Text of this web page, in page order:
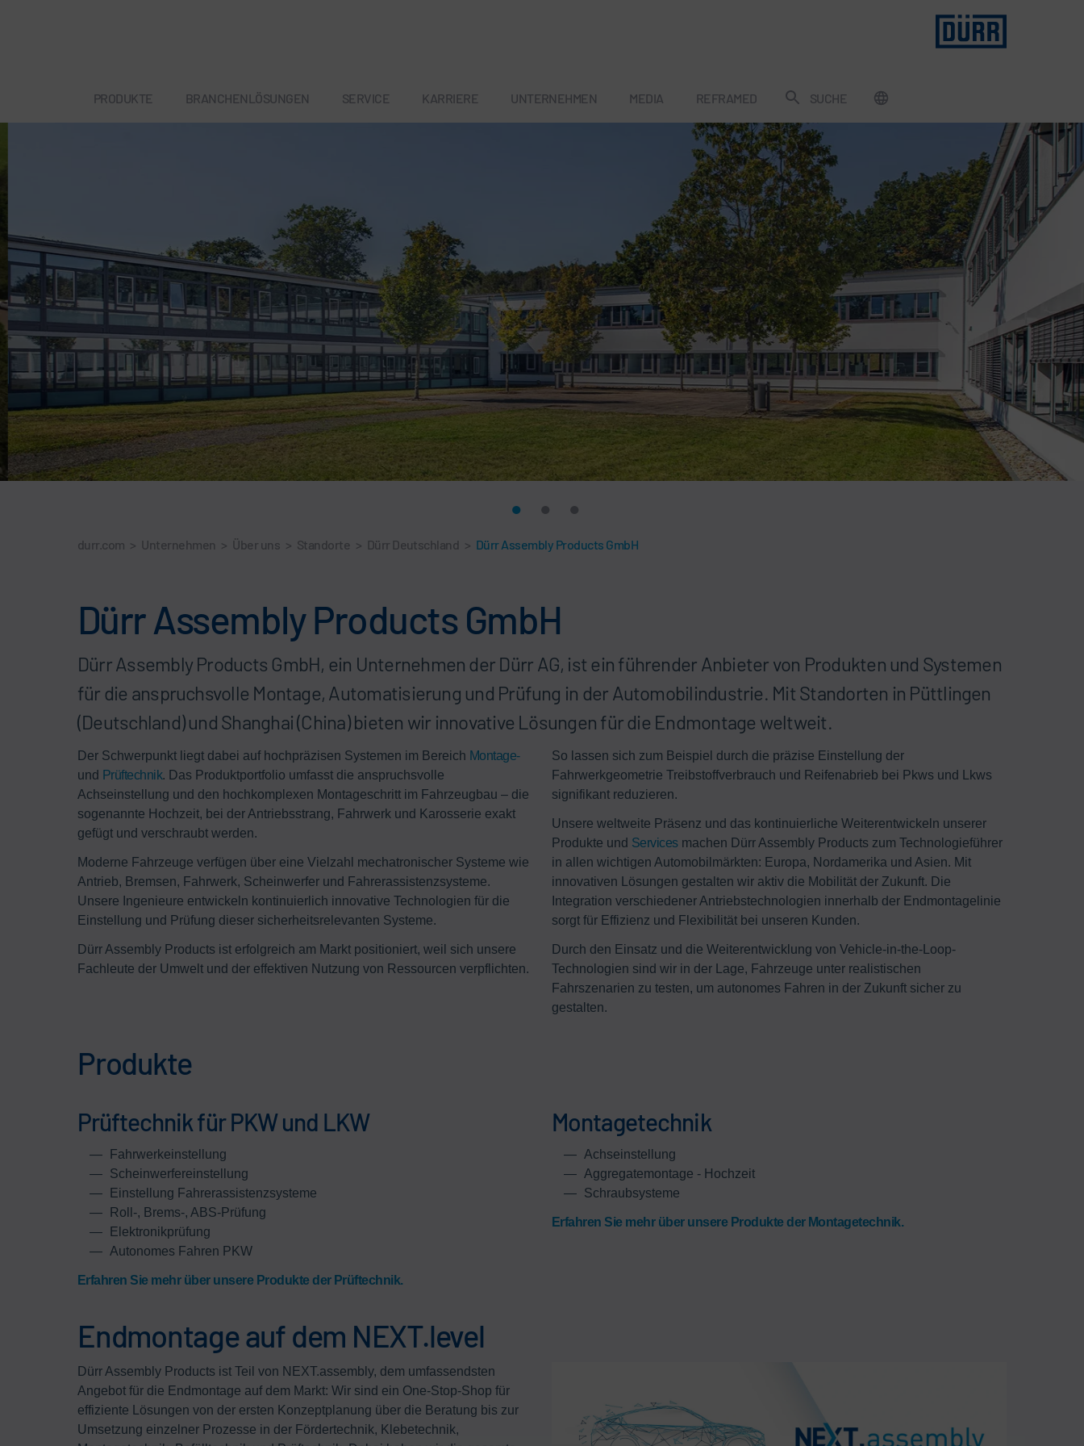
PRODUKTE BRANCHENLÖSUNGEN SERVICE KARRIERE UNTERNEHMEN MEDIA REFRAMED SUCHE
durr.com > Unternehmen > Über uns > Standorte > Dürr Deutschland > Dürr Assembly Products GmbH
Dürr Assembly Products GmbH
Dürr Assembly Products GmbH, ein Unternehmen der Dürr AG, ist ein führender Anbieter von Produkten und Systemen
für die anspruchsvolle Montage, Automatisierung und Prüfung in der Automobilindustrie. Mit Standorten in Püttlingen
(Deutschland) und Shanghai (China) bieten wir innovative Lösungen für die Endmontage weltweit.
Der Schwerpunkt liegt dabei auf hochpräzisen Systemen im Bereich Montage-
und Prüftechnik. Das Produktportfolio umfasst die anspruchsvolle
Achseinstellung und den hochkomplexen Montageschritt im Fahrzeugbau – die
sogenannte Hochzeit, bei der Antriebsstrang, Fahrwerk und Karosserie exakt
gefügt und verschraubt werden.
Moderne Fahrzeuge verfügen über eine Vielzahl mechatronischer Systeme wie
Antrieb, Bremsen, Fahrwerk, Scheinwerfer und Fahrerassistenzsysteme.
Unsere Ingenieure entwickeln kontinuierlich innovative Technologien für die
Einstellung und Prüfung dieser sicherheitsrelevanten Systeme.
Dürr Assembly Products ist erfolgreich am Markt positioniert, weil sich unsere
Fachleute der Umwelt und der effektiven Nutzung von Ressourcen verpflichten.
So lassen sich zum Beispiel durch die präzise Einstellung der
Fahrwerkgeometrie Treibstoffverbrauch und Reifenabrieb bei Pkws und Lkws
signifikant reduzieren.
Unsere weltweite Präsenz und das kontinuierliche Weiterentwickeln unserer
Produkte und Servicesmachen Dürr Assembly Products zum Technologieführer
in allen wichtigen Automobilmärkten: Europa, Nordamerika und Asien. Mit
innovativen Lösungen gestalten wir aktiv die Mobilität der Zukunft. Die
Integration verschiedener Antriebstechnologien innerhalb der Endmontagelinie
sorgt für Effizienz und Flexibilität bei unseren Kunden.
Durch den Einsatz und die Weiterentwicklung von Vehicle-in-the-Loop-
Technologien sind wir in der Lage, Fahrzeuge unter realistischen
Fahrszenarien zu testen, um autonomes Fahren in der Zukunft sicher zu
gestalten.
Produkte
Prüftechnik für PKW und LKW
Fahrwerkeinstellung
Scheinwerfereinstellung
Einstellung Fahrerassistenzsysteme
Roll-, Brems-, ABS-Prüfung
Elektronikprüfung
Autonomes Fahren PKW
Erfahren Sie mehr über unsere Produkte der Prüftechnik.
Montagetechnik
Achseinstellung
Aggregatemontage - Hochzeit
Schraubsysteme
Erfahren Sie mehr über unsere Produkte der Montagetechnik.
Endmontage auf dem NEXT.level
Dürr Assembly Products ist Teil von NEXT.assembly, dem umfassendsten
Angebot für die Endmontage auf dem Markt: Wir sind ein One-Stop-Shop für
effiziente Lösungen von der ersten Konzeptplanung über die Beratung bis zur
Umsetzung einzelner Prozesse in der Fördertechnik, Klebetechnik,